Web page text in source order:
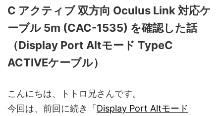
C アクティブ 双方向 Oculus Link 対応ケ
ーブル 5m (CAC-1535) を確認した話
（Display Port Altモード TypeC
ACTIVEケーブル）
こんにちは、トトロ兄さんです。
今回は、前回に続き「 Display Port Altモード